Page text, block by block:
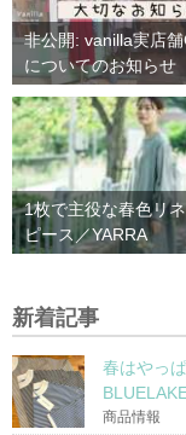
非公開: vanilla実店
についてのお知らせ
1枚で主役な春色リ
ピース／YARRA
新着記事
春はやっ
商品情報